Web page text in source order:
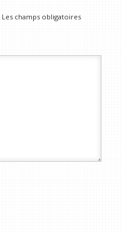
Les champs obligatoires